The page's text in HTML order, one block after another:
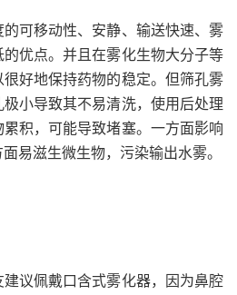
可移动性、安静、输送快速、雾
优点。并且在雾化生物大分子等
好地保持药物的稳定。但筛孔雾
小导致其不易清洗，使用后处理
积，可能导致堵塞。一方面影响
易滋生微生物，污染输出水雾。
议佩戴口含式雾化器，因为鼻腔